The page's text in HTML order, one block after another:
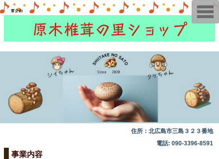
原木椎茸の里ショップ
住所：北広島市三島３２３番地
電話: 090-3396-8591
事業内容
T
o
g
n
a
t
i